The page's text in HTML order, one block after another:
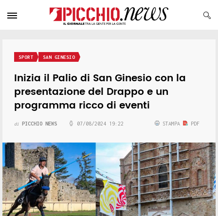
SPORT SAN GINESIO
Inizia il Palio di San Ginesio con la
presentazione del Drappo e un
programma ricco di eventi
di PICCHIO NEWS 07/08/2024 19:22 STAMPA PDF